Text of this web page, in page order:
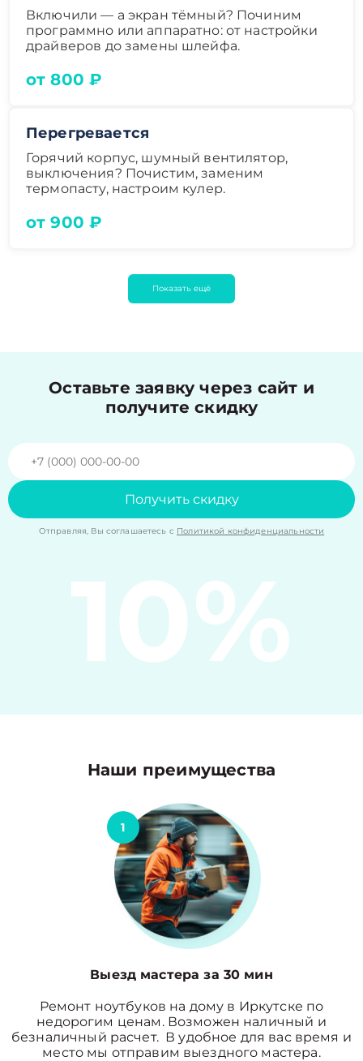
Включили — а экран тёмный? Починим
программно или аппаратно: от настройки
драйверов до замены шлейфа.
от 800 ₽
Перегревается
Горячий корпус, шумный вентилятор,
выключения? Почистим, заменим
термопасту, настроим кулер.
от 900 ₽
Показать ещё
Оставьте заявку через сайт и
получите скидку
Получить скидку
Отправляя, Вы соглашаетесь с Политикой конфиденциальности
10%
Наши преимущества
1
Выезд мастера за 30 мин
Ремонт ноутбуков на дому в Иркутске по
недорогим ценам. Возможен наличный и
безналичный расчет. В удобное для вас время и
место мы отправим выездного мастера.